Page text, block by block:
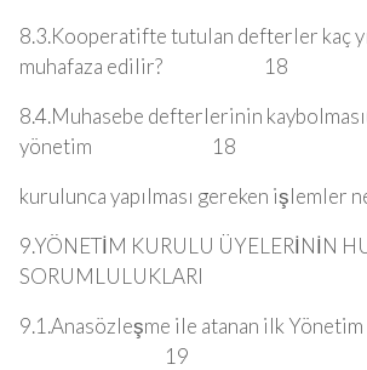
8.3.Kooperatifte tutulan defterler kaç
muhafaza edilir? 18
8.4.Muhasebe defterlerinin
yönetim 18
kurulunca yapılması gereken işlemler
9.YÖNETİM KURULU ÜYELERİNİN
SORUMLULUKLARI
9.1.Anasözleşme ile atanan ilk
19